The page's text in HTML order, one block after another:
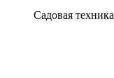
Садовая техника